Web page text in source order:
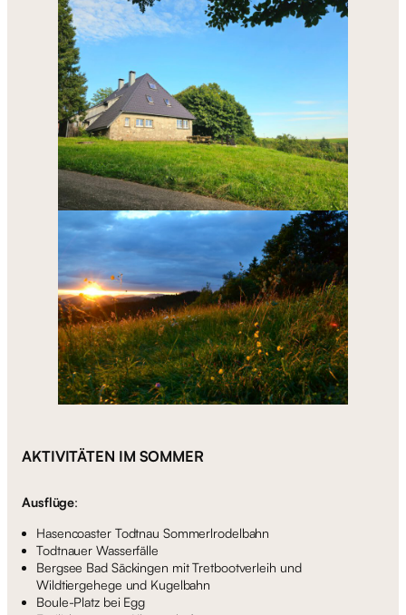
AKTIVITÄTEN IM SOMMER
Ausflüge:
Hasencoaster Todtnau Sommerlrodelbahn
Todtnauer Wasserfälle
Bergsee Bad Säckingen mit Tretbootverleih und
Wildtiergehege und Kugelbahn
Boule-Platz bei Egg